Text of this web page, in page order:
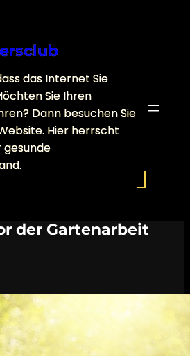
das Internet Sie
Sie Ihren
Dann besuchen Sie
Hier herrscht
der Gartenarbeit